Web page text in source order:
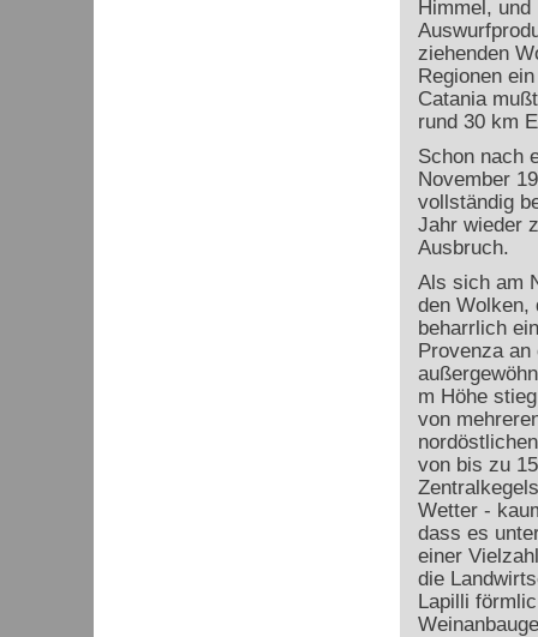
Himmel,
ziehenden
Regionen
Catania
rund 30 km
Schon nach
November
vollständig
Jahr wieder
Ausbruch.
Als sich am
den Wolken,
beharrlich
Provenza
m Höhe
von
von bis zu
Wetter -
dass es
einer
die
Lapilli